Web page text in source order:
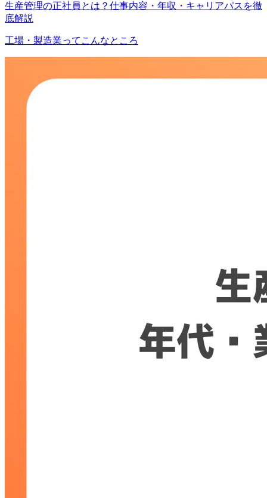
生産管理の正社員とは？仕事内容・年収・キャリアパスを徹
底解説
工場・製造業ってこんなところ